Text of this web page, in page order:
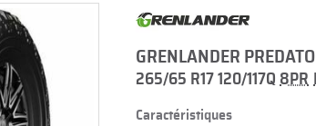
GRENLANDER
265/65 R17 120/117Q 8PR
Caractéristiques